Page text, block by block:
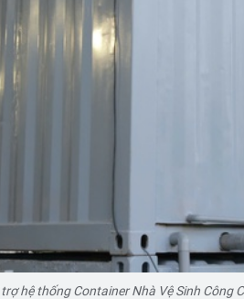
hệ thống Container Nhà Vệ Sinh